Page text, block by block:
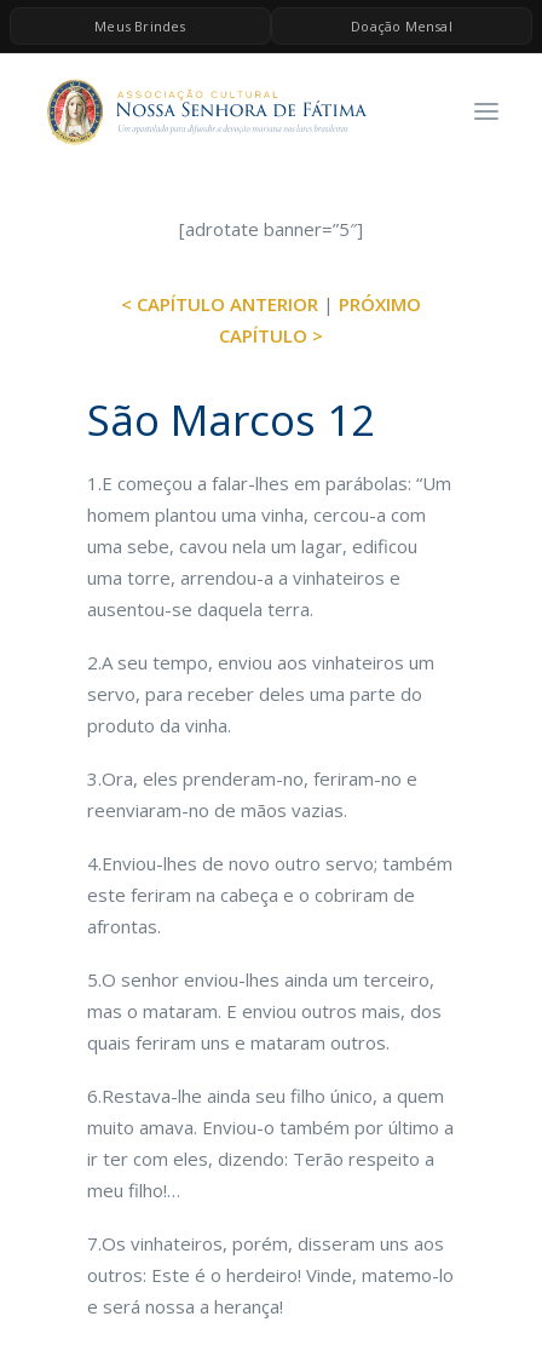
Meus Brindes Doação Mensal
HOME
A ASSOCIAÇÃO
ESPIRITUALIDADE
BRINDES
[adrotate banner=”5″]
< CAPÍTULO ANTERIOR | PRÓXIMO
CAPÍTULO >
São Marcos 12
1.E começou a falar-lhes em parábolas: “Um
homem plantou uma vinha, cercou-a com
uma sebe, cavou nela um lagar, edificou
uma torre, arrendou-a a vinhateiros e
ausentou-se daquela terra.
2.A seu tempo, enviou aos vinhateiros um
servo, para receber deles uma parte do
produto da vinha.
3.Ora, eles prenderam-no, feriram-no e
reen­viaram-no de mãos vazias.
4.Enviou-lhes de novo outro servo; também
este feriram na cabeça e o cobriram de
afrontas.
5.O senhor enviou-lhes ainda um terceiro,
mas o mataram. E enviou outros mais, dos
quais feriram uns e mataram outros.
6.Restava-lhe ainda seu filho único, a quem
muito amava. Enviou-o também por último a
ir ter com eles, dizendo: Terão respeito a
meu filho!…
7.Os vinhateiros, porém, disseram uns aos
outros: Este é o herdeiro! Vinde, matemo-lo
e será nossa a herança!